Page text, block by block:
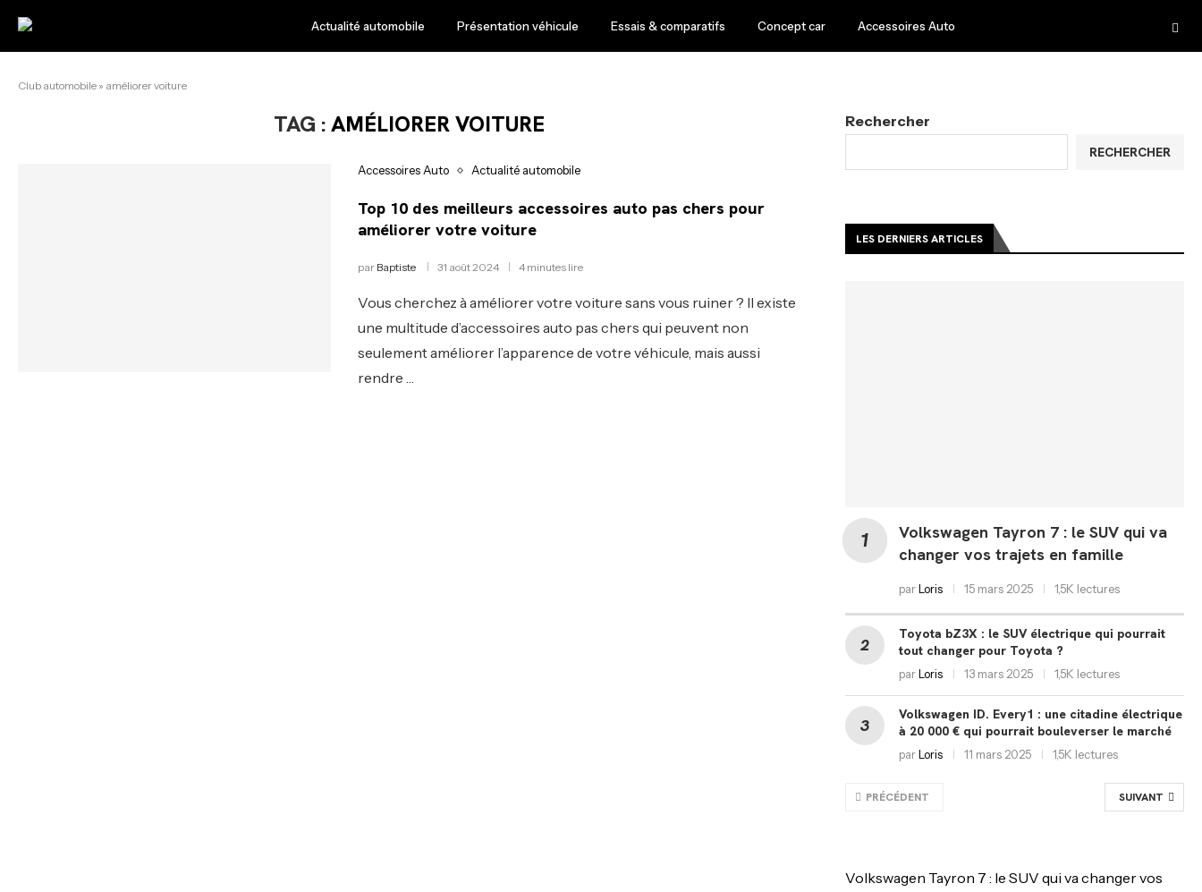
Actualité automobile Présentation véhicule Essais & comparatifs Concept car Accessoires Auto
Club automobile » améliorer voiture
TAG :AMÉLIORER VOITURE
Accessoires Auto Actualité automobile
Top 10 des meilleurs accessoires auto pas chers pour
améliorer votre voiture
par Baptiste 31 août 2024 4 minutes lire
Vous cherchez à améliorer votre voiture sans vous ruiner ? Il existe
une multitude d’accessoires auto pas chers qui peuvent non
seulement améliorer l’apparence de votre véhicule, mais aussi
rendre …
Rechercher
RECHERCHER
LES DERNIERS ARTICLES
Volkswagen Tayron 7 : le SUV qui va
changer vos trajets en famille
parLoris 15 mars 2025 1,5K lectures
Toyota bZ3X : le SUV électrique qui pourrait
tout changer pour Toyota ?
parLoris 13 mars 2025 1,5K lectures
Volkswagen ID. Every1 : une citadine électrique
à 20 000 € qui pourrait bouleverser le marché
parLoris 11 mars 2025 1,5K lectures
PRÉCÉDENT SUIVANT
Volkswagen Tayron 7 : le SUV qui va changer vos